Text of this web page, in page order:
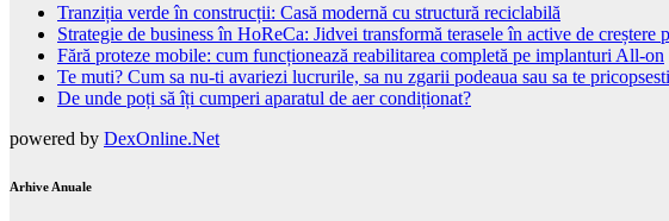
Tranziția verde în construcții: Casă modernă cu structură reciclabilă
Strategie de business în HoReCa: Jidvei transformă terasele în active de
Fără proteze mobile: cum funcționează reabilitarea completă pe implanturi All-on
Te muti? Cum sa nu-ti avariezi lucrurile, sa nu zgarii podeaua sau sa te
De unde poți să îți cumperi aparatul de aer condiționat?
powered by DexOnline.Net
Arhive Anuale